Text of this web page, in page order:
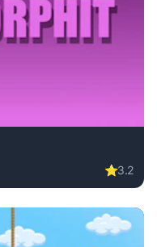
⭐3.2
no download